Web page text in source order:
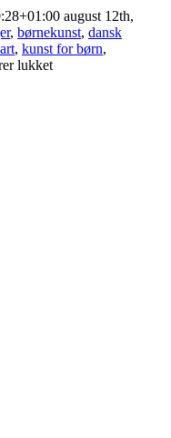
august 12th,
, børnekunst, dansk
, kunst for børn,
lukkettil